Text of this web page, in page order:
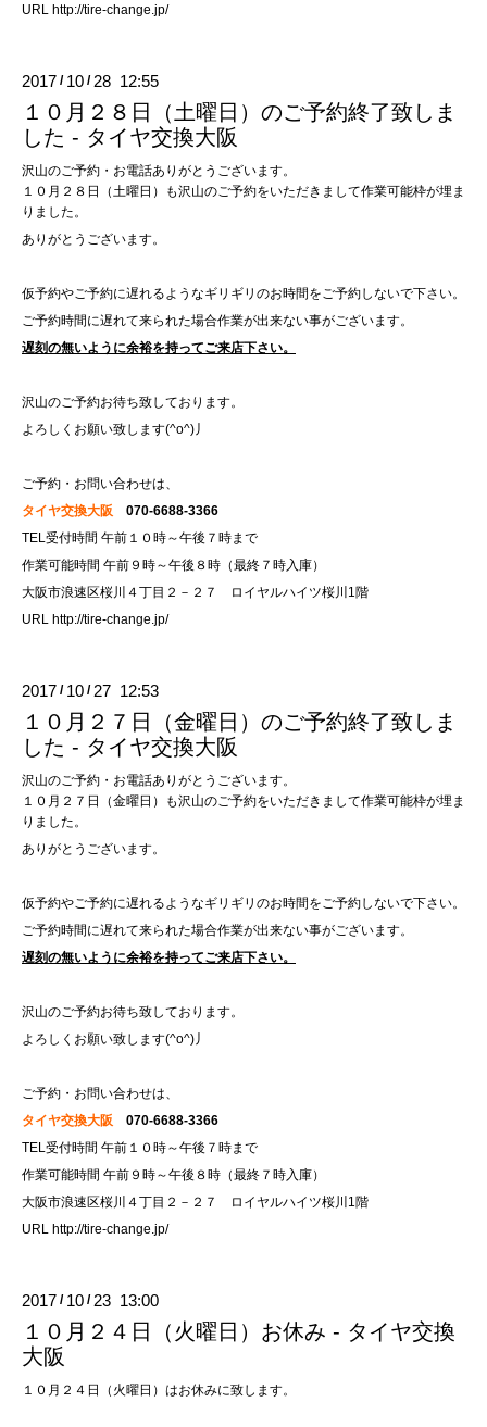
URL http://tire-change.jp/
2017 / 10 / 28 12:55
１０月２８日（土曜日）のご予約終了致しま
した - タイヤ交換大阪
沢山のご予約・お電話ありがとうございます。
１０月２８日（土曜日）も沢山のご予約をいただきまして作業可能枠が埋ま
りました。
ありがとうございます。
仮予約やご予約に遅れるようなギリギリのお時間をご予約しないで下さい。
ご予約時間に遅れて来られた場合作業が出来ない事がございます。
遅刻の無いように余裕を持ってご来店下さい。
沢山のご予約お待ち致しております。
よろしくお願い致します(^o^)丿
ご予約・お問い合わせは、
タイヤ交換大阪 070-6688-3366
TEL受付時間 午前１０時～午後７時まで
作業可能時間 午前９時～午後８時（最終７時入庫）
大阪市浪速区桜川４丁目２－２７ ロイヤルハイツ桜川1階
URL http://tire-change.jp/
2017 / 10 / 27 12:53
１０月２７日（金曜日）のご予約終了致しま
した - タイヤ交換大阪
沢山のご予約・お電話ありがとうございます。
１０月２７日（金曜日）も沢山のご予約をいただきまして作業可能枠が埋ま
りました。
ありがとうございます。
仮予約やご予約に遅れるようなギリギリのお時間をご予約しないで下さい。
ご予約時間に遅れて来られた場合作業が出来ない事がございます。
遅刻の無いように余裕を持ってご来店下さい。
沢山のご予約お待ち致しております。
よろしくお願い致します(^o^)丿
ご予約・お問い合わせは、
タイヤ交換大阪 070-6688-3366
TEL受付時間 午前１０時～午後７時まで
作業可能時間 午前９時～午後８時（最終７時入庫）
大阪市浪速区桜川４丁目２－２７ ロイヤルハイツ桜川1階
URL http://tire-change.jp/
2017 / 10 / 23 13:00
１０月２４日（火曜日）お休み - タイヤ交換
大阪
１０月２４日（火曜日）はお休みに致します。